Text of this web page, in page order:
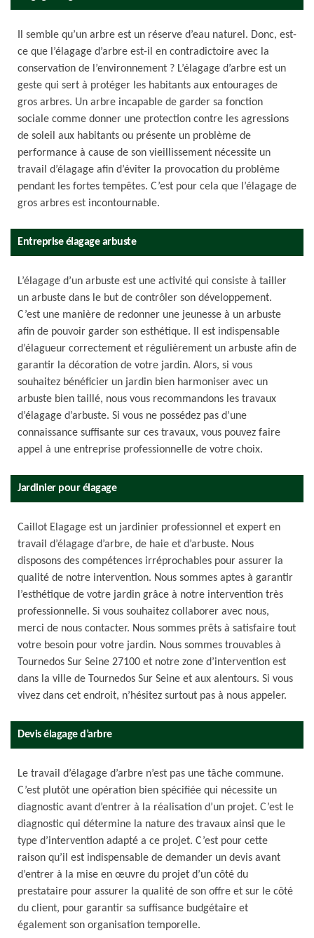
Il semble qu’un arbre est un réserve d’eau naturel. Donc, est-
ce que l’élagage d’arbre est-il en contradictoire avec la
conservation de l’environnement ? L’élagage d’arbre est un
geste qui sert à protéger les habitants aux entourages de
gros arbres. Un arbre incapable de garder sa fonction
sociale comme donner une protection contre les agressions
de soleil aux habitants ou présente un problème de
performance à cause de son vieillissement nécessite un
travail d’élagage afin d’éviter la provocation du problème
pendant les fortes tempêtes. C’est pour cela que l’élagage de
gros arbres est incontournable.
Entreprise élagage arbuste
L’élagage d’un arbuste est une activité qui consiste à tailler
un arbuste dans le but de contrôler son développement.
C’est une manière de redonner une jeunesse à un arbuste
afin de pouvoir garder son esthétique. Il est indispensable
d’élagueur correctement et régulièrement un arbuste afin de
garantir la décoration de votre jardin. Alors, si vous
souhaitez bénéficier un jardin bien harmoniser avec un
arbuste bien taillé, nous vous recommandons les travaux
d’élagage d’arbuste. Si vous ne possédez pas d’une
connaissance suffisante sur ces travaux, vous pouvez faire
appel à une entreprise professionnelle de votre choix.
Jardinier pour élagage
Caillot Elagage est un jardinier professionnel et expert en
travail d’élagage d’arbre, de haie et d’arbuste. Nous
disposons des compétences irréprochables pour assurer la
qualité de notre intervention. Nous sommes aptes à garantir
l’esthétique de votre jardin grâce à notre intervention très
professionnelle. Si vous souhaitez collaborer avec nous,
merci de nous contacter. Nous sommes prêts à satisfaire tout
votre besoin pour votre jardin. Nous sommes trouvables à
Tournedos Sur Seine 27100 et notre zone d’intervention est
dans la ville de Tournedos Sur Seine et aux alentours. Si vous
vivez dans cet endroit, n’hésitez surtout pas à nous appeler.
Devis élagage d’arbre
Le travail d’élagage d’arbre n’est pas une tâche commune.
C’est plutôt une opération bien spécifiée qui nécessite un
diagnostic avant d’entrer à la réalisation d’un projet. C’est le
diagnostic qui détermine la nature des travaux ainsi que le
type d’intervention adapté a ce projet. C’est pour cette
raison qu’il est indispensable de demander un devis avant
d’entrer à la mise en œuvre du projet d’un côté du
prestataire pour assurer la qualité de son offre et sur le côté
du client, pour garantir sa suffisance budgétaire et
également son organisation temporelle.